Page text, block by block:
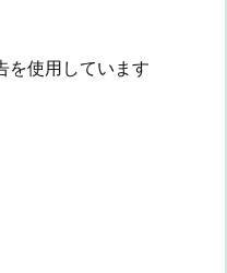
を使用しています